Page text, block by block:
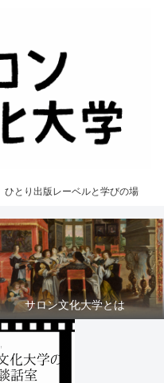
ひとり出版レーベルと学びの場
サロン文化大学とは